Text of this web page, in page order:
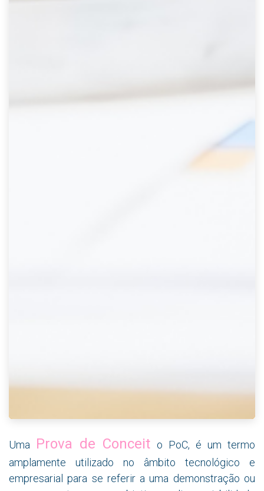
Uma Prova de Conceit o PoC, é um termo
amplamente utilizado no âmbito tecnológico e
empresarial para se referir a uma demonstração ou